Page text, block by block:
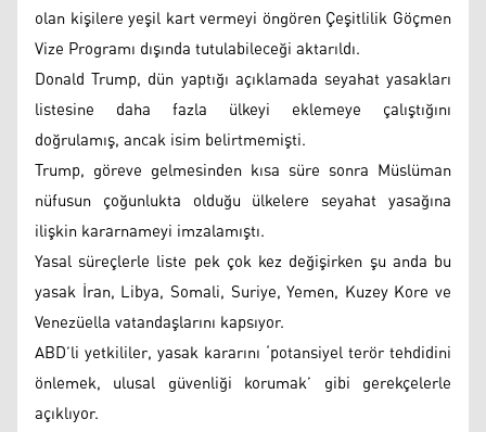
olan kişilere yeşil kart vermeyi öngören Çeşitlilik Göçmen
Vize Programı dışında tutulabileceği aktarıldı.
Donald Trump, dün yaptığı açıklamada seyahat yasakları
listesine daha fazla ülkeyi eklemeye çalıştığını
doğrulamış, ancak isim belirtmemişti.
Trump, göreve gelmesinden kısa süre sonra Müslüman
nüfusun çoğunlukta olduğu ülkelere seyahat yasağına
ilişkin kararnameyi imzalamıştı.
Yasal süreçlerle liste pek çok kez değişirken şu anda bu
yasak İran, Libya, Somali, Suriye, Yemen, Kuzey Kore ve
Venezüella vatandaşlarını kapsıyor.
ABD’li yetkililer, yasak kararını ‘potansiyel terör tehdidini
önlemek, ulusal güvenliği korumak’ gibi gerekçelerle
açıklıyor.